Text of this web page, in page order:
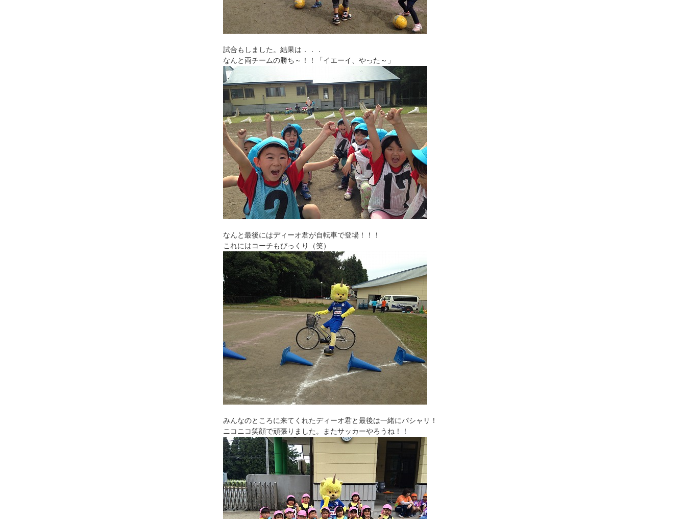
試合もしました。結果は．．．
なんと両チームの勝ち～！！「イエーイ、やった～」
なんと最後にはディーオ君が自転車で登場！！！
これにはコーチもびっくり（笑）
みんなのところに来てくれたディーオ君と最後は一緒にパシャリ！
ニコニコ笑顔で頑張りました。またサッカーやろうね！！